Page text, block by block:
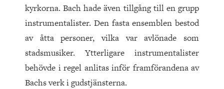
kyrkorna. Bach hade även tillgång till en grupp
instrumentalister. Den fasta ensemblen bestod
av åtta personer, vilka var avlönade som
stadsmusiker. Ytterligare instrumentalister
behövde i regel anlitas inför framförandena av
Bachs verk i gudstjänsterna.